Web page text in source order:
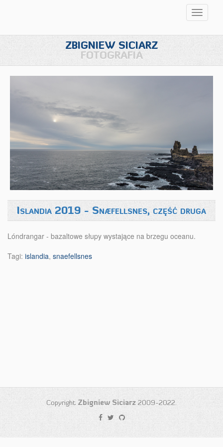
ZBIGNIEW SICIARZ
FOTOGRAFIA
Islandia 2019 - Snæfellsnes, część druga
Lóndrangar - bazaltowe słupy wystające na brzegu oceanu.
Tagi: islandia, snaefellsnes
Copyright Zbigniew Siciarz 2009-2022.